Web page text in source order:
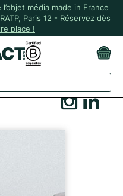
média made in France
Paris 12 - Réservez dès
place !